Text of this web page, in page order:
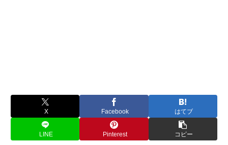
X Facebook はてブ
LINE Pinterest コピー